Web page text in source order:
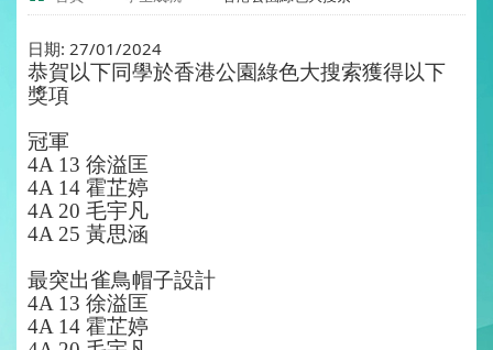
日期: 27/01/2024
恭賀以下同學於香港公園綠色大搜索獲得以下
獎項
冠軍
4A 13 徐溢匡
4A 14 霍芷婷
4A 20 毛宇凡
4A 25 黃思涵
最突出雀鳥帽子設計
4A 13 徐溢匡
4A 14 霍芷婷